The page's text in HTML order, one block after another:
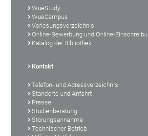
WueStudy
WueCampus
Vorlesungsverzeichnis
Online-Bewerbung und Online-
Katalog der Bibliothek
Kontakt
Telefon- und Adressverzeichnis
Standorte und Anfahrt
Presse
Studienberatung
Störungsannahme
Technischer Betrieb